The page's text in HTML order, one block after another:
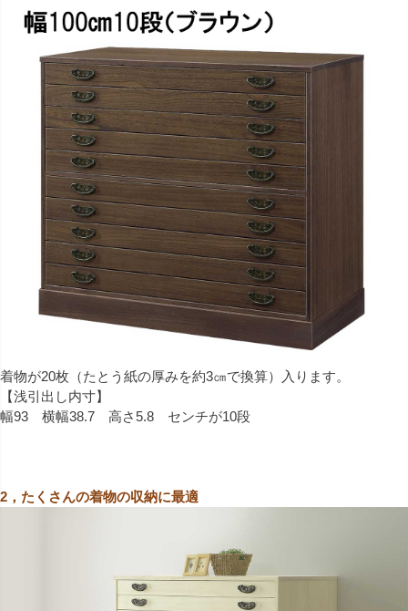
着物が20枚（たとう紙の厚みを約3㎝で換算）入ります。
【浅引出し内寸】
幅93 横幅38.7 高さ5.8 センチが10段
2，たくさんの着物の収納に最適